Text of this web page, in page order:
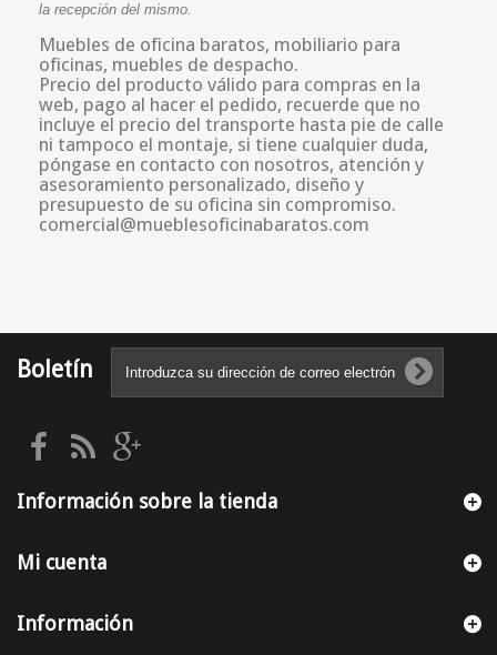
la recepción del mismo.
Muebles de oficina baratos, mobiliario para
oficinas, muebles de despacho.
Precio del producto válido para compras en la
web, pago al hacer el pedido, recuerde que no
incluye el precio del transporte hasta pie de calle
ni tampoco el montaje, si tiene cualquier duda,
póngase en contacto con nosotros, atención y
asesoramiento personalizado, diseño y
presupuesto de su oficina sin compromiso.
comercial@mueblesoficinabaratos.com
Boletín
Información sobre la tienda
Mi cuenta
Información